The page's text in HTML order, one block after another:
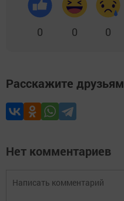
0 0 0
Расскажите друзьям
Нет комментариев